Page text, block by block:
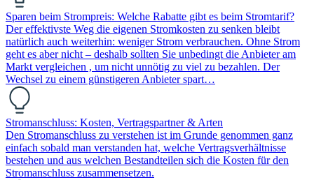
Sparen beim Strompreis: Welche Rabatte gibt es beim Stromtarif?
Der effektivste Weg die eigenen Stromkosten zu senken bleibt
natürlich auch weiterhin: weniger Strom verbrauchen. Ohne Strom
geht es aber nicht – deshalb sollten Sie unbedingt die Anbieter am
Markt vergleichen , um nicht unnötig zu viel zu bezahlen. Der
Wechsel zu einem günstigeren Anbieter spart…
Stromanschluss: Kosten, Vertragspartner & Arten
Den Stromanschluss zu verstehen ist im Grunde genommen ganz
einfach sobald man verstanden hat, welche Vertragsverhältnisse
bestehen und aus welchen Bestandteilen sich die Kosten für den
Stromanschluss zusammensetzen.